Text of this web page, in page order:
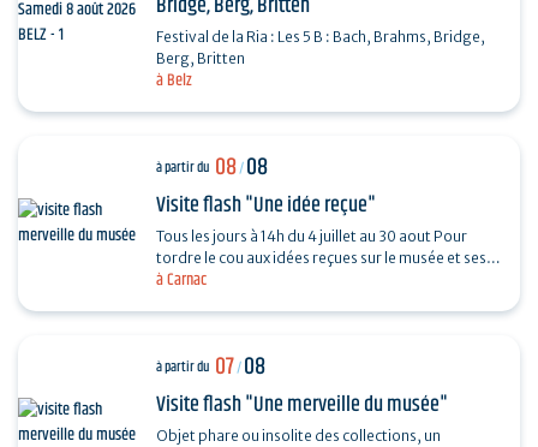
à Belz
Festival de la Ria : Les 5 B : Bach, Brahms, Bridge,
Berg, Britten
à Carnac
à partir du 08/08
Visite flash "Une idée reçue"
Tous les jours à 14h du 4 juillet au 30 aout Pour
tordre le cou aux idées reçues sur le musée et ses
collections, piochez au hasard une question et…
à partir du 07/08
Visite flash "Une merveille du musée"
Objet phare ou insolite des collections, un